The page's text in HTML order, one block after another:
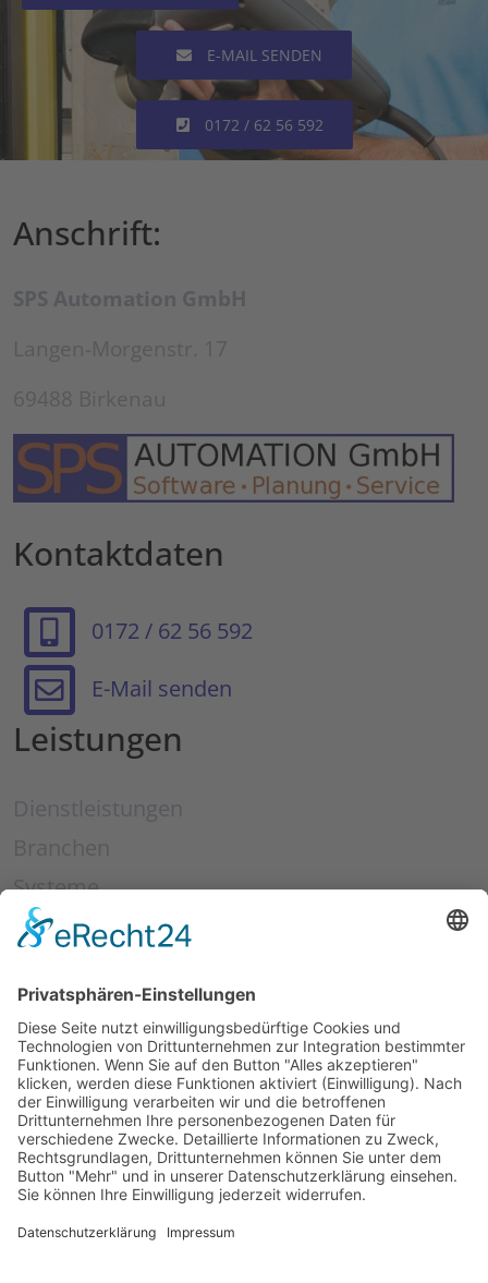
E-MAIL SENDEN
0172 / 62 56 592
Anschrift:
Kontaktdaten
0172 / 62 56 592
E-Mail senden
Leistungen
Systeme
Über uns
Kontakt
© 2026 SPS Automation GmbH. Alle Rechte
vorbehalten.